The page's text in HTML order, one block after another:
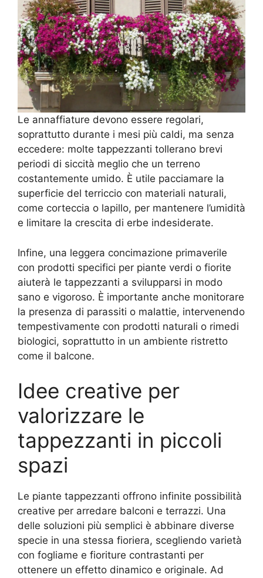
Le annaffiature devono essere regolari,
soprattutto durante i mesi più caldi, ma senza
eccedere: molte tappezzanti tollerano brevi
periodi di siccità meglio che un terreno
costantemente umido. È utile pacciamare la
superficie del terriccio con materiali naturali,
come corteccia o lapillo, per mantenere l’umidità
e limitare la crescita di erbe indesiderate.
Infine, una leggera concimazione primaverile
con prodotti specifici per piante verdi o fiorite
aiuterà le tappezzanti a svilupparsi in modo
sano e vigoroso. È importante anche monitorare
la presenza di parassiti o malattie, intervenendo
tempestivamente con prodotti naturali o rimedi
biologici, soprattutto in un ambiente ristretto
come il balcone.
Idee creative per
valorizzare le
tappezzanti in piccoli
spazi
Le piante tappezzanti offrono infinite possibilità
creative per arredare balconi e terrazzi. Una
delle soluzioni più semplici è abbinare diverse
specie in una stessa fioriera, scegliendo varietà
con fogliame e fioriture contrastanti per
ottenere un effetto dinamico e originale. Ad